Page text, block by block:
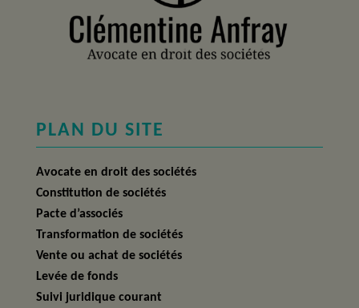
PLAN DU SITE
Avocate en droit des sociétés
Constitution de sociétés
Pacte d’associés
Transformation de sociétés
Vente ou achat de sociétés
Levée de fonds
Suivi juridique courant